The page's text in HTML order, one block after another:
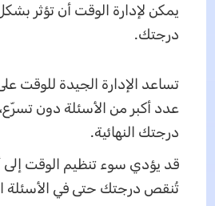
يمكن لإدارة الوقت أن تؤثر
درجتك.
تساعد الإدارة الجيدة للوقت
عدد أكبر من الأسئلة دون
درجتك النهائية.
قد يؤدي سوء تنظيم الوقت
تُنقص درجتك حتى في الأسئلة